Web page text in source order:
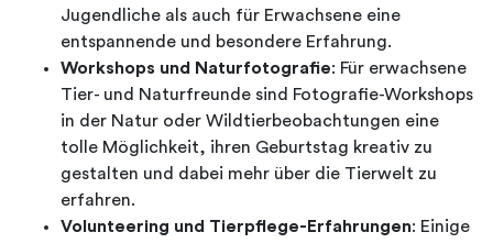
Jugendliche als auch für Erwachsene eine
entspannende und besondere Erfahrung.
Workshops und Naturfotografie: Für erwachsene
Tier- und Naturfreunde sind Fotografie-Workshops
in der Natur oder Wildtierbeobachtungen eine
tolle Möglichkeit, ihren Geburtstag kreativ zu
gestalten und dabei mehr über die Tierwelt zu
erfahren.
Volunteering und Tierpflege-Erfahrungen: Einige